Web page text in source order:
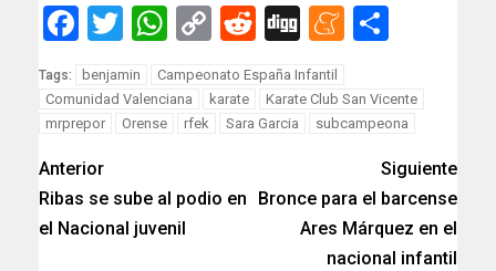
Facebook
Twitter
WhatsApp
Copy
Link
Reddit
Digg
Tags: benjamin
Campeonato España Infantil
Comunidad Valenciana
karate
Karate Club San Vicente
mrprepor
Orense rfek Sara Garcia subcampeona
Anterior
Ribas se sube al podio en
el Nacional juvenil
Siguiente
Bronce para el barcense
Ares Márquez en el
nacional infantil